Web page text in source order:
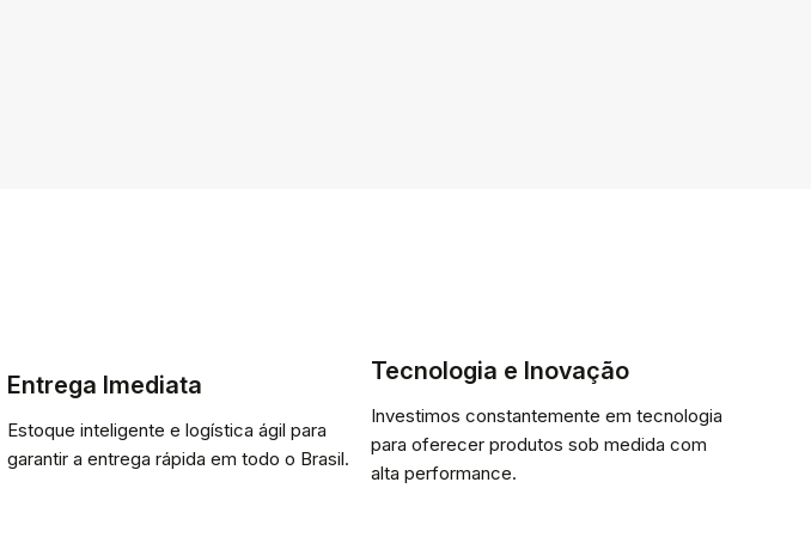
Entrega Imediata
Estoque inteligente e logística ágil para
garantir a entrega rápida em todo o Brasil.
Tecnologia e Inovação
Investimos constantemente em tecnologia
para oferecer produtos sob medida com
alta performance.